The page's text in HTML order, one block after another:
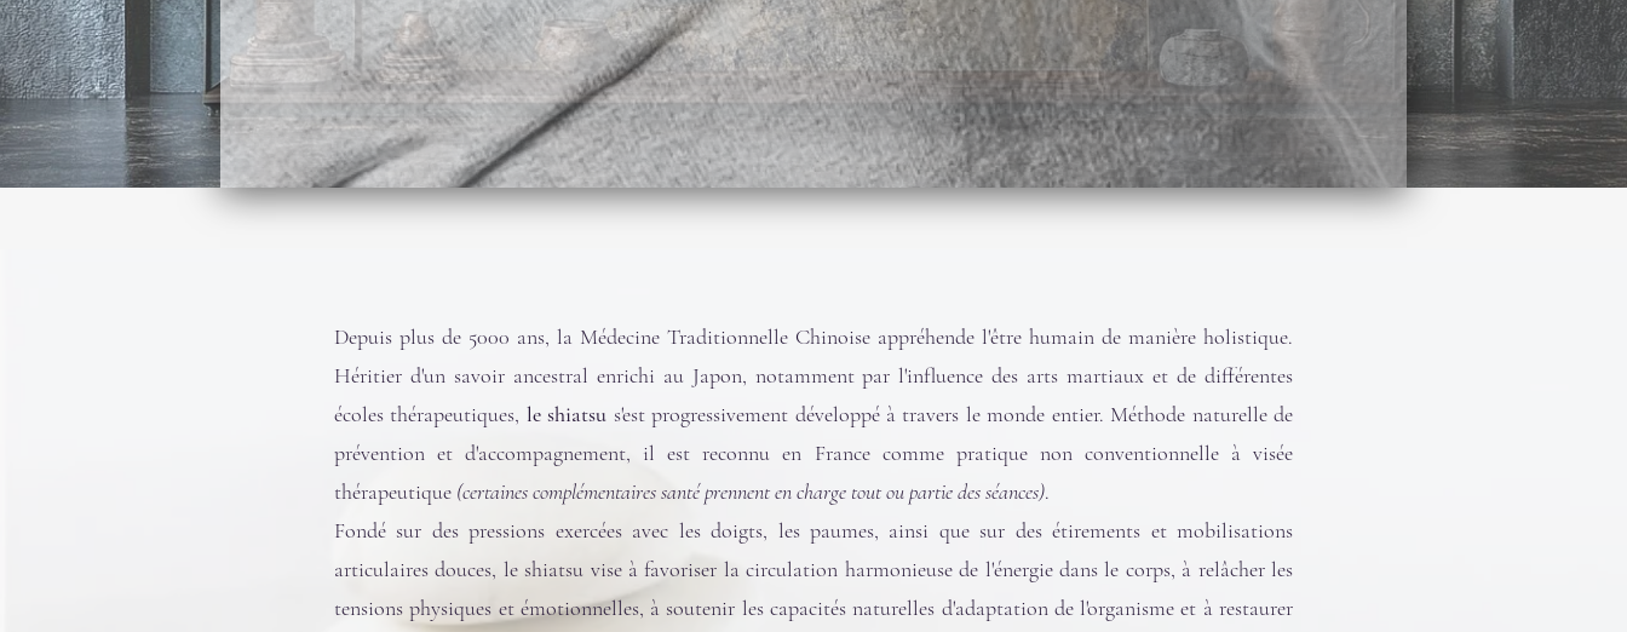
Depuis plus de 5000 ans, la Médecine Traditionnelle Chinoise appréhende l'être humain de manière holistique.
Héritier d'un savoir ancestral enrichi au Japon, notamment par l'influence des arts martiaux et de différentes
écoles thérapeutiques, le shiatsu s'est progressivement développé à travers le monde entier. Méthode naturelle de
prévention et d'accompagnement, il est reconnu en France comme pratique non conventionnelle à visée
thérapeutique (certaines complémentaires santé prennent en charge tout ou partie des séances).
Fondé sur des pressions exercées avec les doigts, les paumes, ainsi que sur des étirements et mobilisations
articulaires douces, le shiatsu vise à favoriser la circulation harmonieuse de l'énergie dans le corps, à relâcher les
tensions physiques et émotionnelles, à soutenir les capacités naturelles d'adaptation de l'organisme et à restaurer